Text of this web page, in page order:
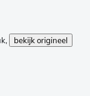
bekijk origineel